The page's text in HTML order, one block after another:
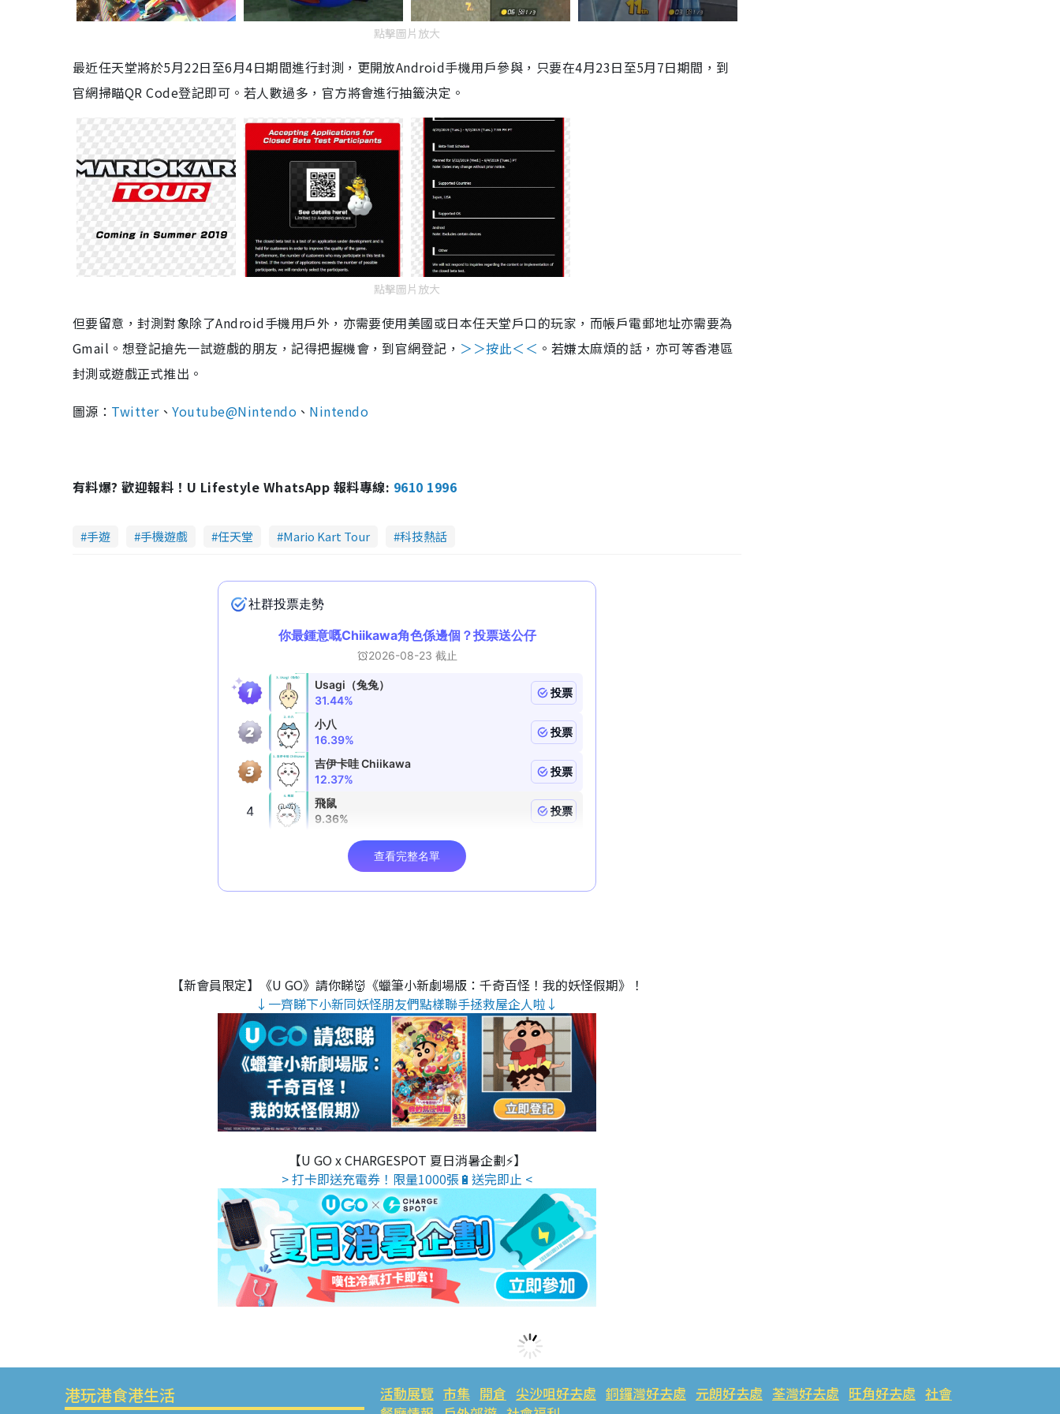
點擊圖片放大
最近任天堂將於5月22日至6月4日期間進行封測，更開放Android手機用戶參與，只要在4月23日至5月7日期間，到
官網掃瞄QR Code登記即可。若人數過多，官方將會進行抽籤決定。
點擊圖片放大
但要留意，封測對象除了Android手機用戶外，亦需要使用美國或日本任天堂戶口的玩家，而帳戶電郵地址亦需要為
Gmail。想登記搶先一試遊戲的朋友，記得把握機會，到官網登記， ＞＞按此＜＜ 。若嫌太麻煩的話，亦可等香港區
封測或遊戲正式推出。
圖源： Twitter、Youtube@Nintendo 、 Nintendo
有料爆? 歡迎報料！U Lifestyle WhatsApp 報料專線: 9610 1996
手遊 手機遊戲 任天堂 Mario Kart Tour 科技熱話
【新會員限定】《U GO》請你睇👹《蠟筆小新劇場版：千奇百怪！我的妖怪假期》！
↓一齊睇下小新同妖怪朋友們點樣聯手拯救屋企人啦↓
【U GO x CHARGESPOT 夏日消暑企劃⚡】
> 打卡即送充電券！限量1000張🔋送完即止 <
港玩港食港生活 活動展覽 市集 開倉 尖沙咀好去處 銅鑼灣好去處 元朗好去處 荃灣好去處 旺角好去處 社會